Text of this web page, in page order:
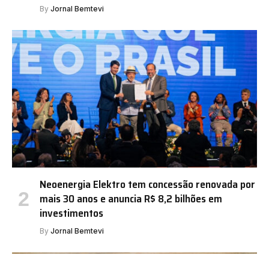
By Jornal Bemtevi
Neoenergia Elektro tem concessão renovada por
mais 30 anos e anuncia R$ 8,2 bilhões em
investimentos
By Jornal Bemtevi